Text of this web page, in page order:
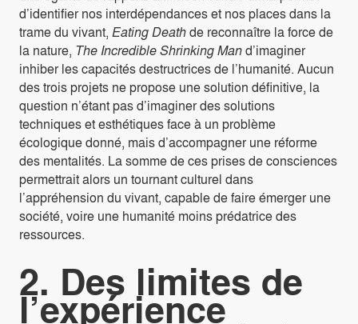
d’identifier nos interdépendances et nos places dans la
trame du vivant, Eating Deathde reconnaître la force de
la nature, The Incredible Shrinking Mand’imaginer
inhiber les capacités destructrices de l’humanité. Aucun
des trois projets ne propose une solution définitive, la
question n’étant pas d’imaginer des solutions
techniques et esthétiques face à un problème
écologique donné, mais d’accompagner une réforme
des mentalités. La somme de ces prises de consciences
permettrait alors un tournant culturel dans
l’appréhension du vivant, capable de faire émerger une
société, voire une humanité moins prédatrice des
ressources.
2. Des limites de
l’expérience